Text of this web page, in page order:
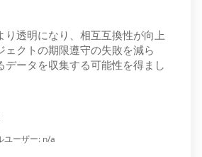
り透明になり、相互互換性が向上
ェクトの期限遵守の失敗を減ら
データを収集する可能性を得まし
ユーザー: n/a